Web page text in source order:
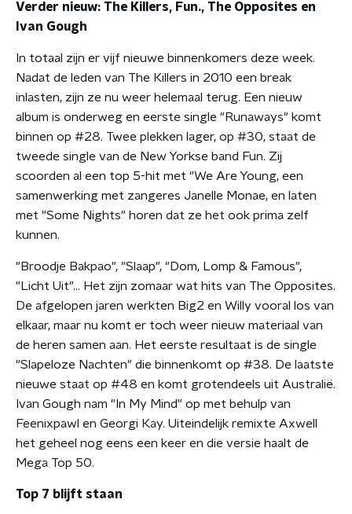
Verder nieuw: The Killers, Fun., The Opposites en
Ivan Gough
In totaal zijn er vijf nieuwe binnenkomers deze week.
Nadat de leden van The Killers in 2010 een break
inlasten, zijn ze nu weer helemaal terug. Een nieuw
album is onderweg en eerste single "Runaways" komt
binnen op #28. Twee plekken lager, op #30, staat de
tweede single van de New Yorkse band Fun. Zij
scoorden al een top 5-hit met "We Are Young, een
samenwerking met zangeres Janelle Monae, en laten
met "Some Nights" horen dat ze het ook prima zelf
kunnen.
"Broodje Bakpao", "Slaap", "Dom, Lomp & Famous",
"Licht Uit"... Het zijn zomaar wat hits van The Opposites.
De afgelopen jaren werkten Big2 en Willy vooral los van
elkaar, maar nu komt er toch weer nieuw materiaal van
de heren samen aan. Het eerste resultaat is de single
"Slapeloze Nachten" die binnenkomt op #38. De laatste
nieuwe staat op #48 en komt grotendeels uit Australië.
Ivan Gough nam "In My Mind" op met behulp van
Feenixpawl en Georgi Kay. Uiteindelijk remixte Axwell
het geheel nog eens een keer en die versie haalt de
Mega Top 50.
Top 7 blijft staan